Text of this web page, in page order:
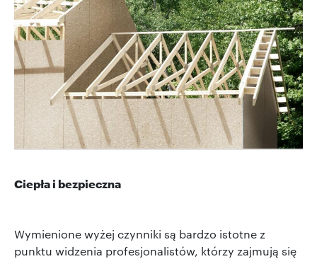
Ciepła i bezpieczna
Wymienione wyżej czynniki są bardzo istotne z
punktu widzenia profesjonalistów, którzy zajmują się